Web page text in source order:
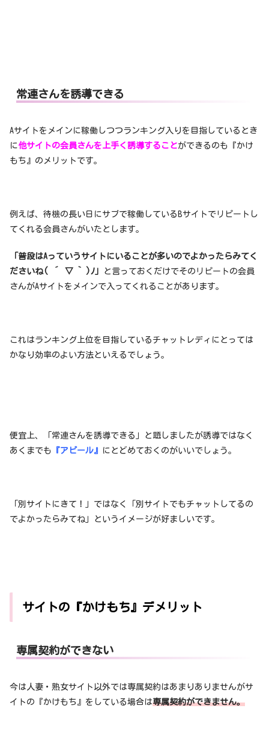
常連さんを誘導できる
Aサイトをメインに稼働しつつランキング入りを目指しているとき
に他サイトの会員さんを上手く誘導することができるのも『かけ
もち』のメリットです。
例えば、待機の長い日にサブで稼働しているBサイトでリピートし
てくれる会員さんがいたとします。
「普段はAっていうサイトにいることが多いのでよかったらみてく
ださいね( ´ ▽ ` )ﾉ」
と言っておくだけでそのリピートの会員
さんがAサイトをメインで入ってくれることがあります。
これはランキング上位を目指しているチャットレディにとっては
かなり効率のよい方法といえるでしょう。
便宜上、「常連さんを誘導できる」と題しましたが誘導ではなく
あくまでも 『アピール』 にとどめておくのがいいでしょう。
「別サイトにきて！」ではなく「別サイトでもチャットしてるの
でよかったらみてね」というイメージが好ましいです。
サイトの『かけもち』デメリット
専属契約ができない
今は人妻・熟女サイト以外では専属契約はあまりありませんがサ
イトの『かけもち』をしている場合は専属契約ができません。